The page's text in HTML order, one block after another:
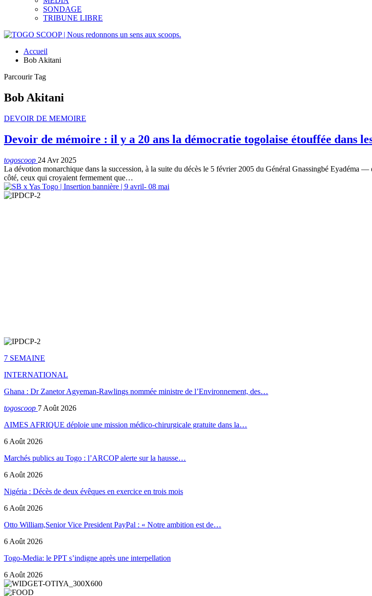
SONDAGE
TRIBUNE LIBRE
Accueil
Bob Akitani
Parcourir Tag
Bob Akitani
DEVOIR DE MEMOIRE
Devoir de mémoire : il y a 20 ans la démocratie togolaise étouffée dans
togoscoop 24 Avr 2025
La dévotion monarchique dans la succession, à la suite du décès le 5 février 2005 du Général Gnassingbé Eyadéma
côté, ceux qui croyaient fermement que…
7 SEMAINE
INTERNATIONAL
Ghana : Dr Zanetor Agyeman-Rawlings nommée ministre de l’Environnement, des…
togoscoop 7 Août 2026
AIMES AFRIQUE déploie une mission médico-chirurgicale gratuite dans la…
6 Août 2026
Marchés publics au Togo : l’ARCOP alerte sur la hausse…
6 Août 2026
Nigéria : Décès de deux évêques en exercice en trois mois
6 Août 2026
Otto William,Senior Vice President PayPal : « Notre ambition est de…
6 Août 2026
Togo-Media: le PPT s’indigne après une interpellation
6 Août 2026